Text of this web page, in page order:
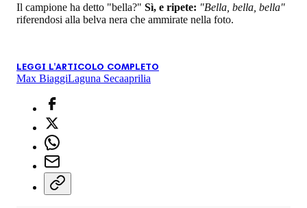
Il campione ha detto "bella?" Sì, e ripete: "Bella, bella, bella"
riferendosi alla belva nera che ammirate nella foto.
LEGGI L'ARTICOLO COMPLETO
Max BiaggiLaguna Secaaprilia